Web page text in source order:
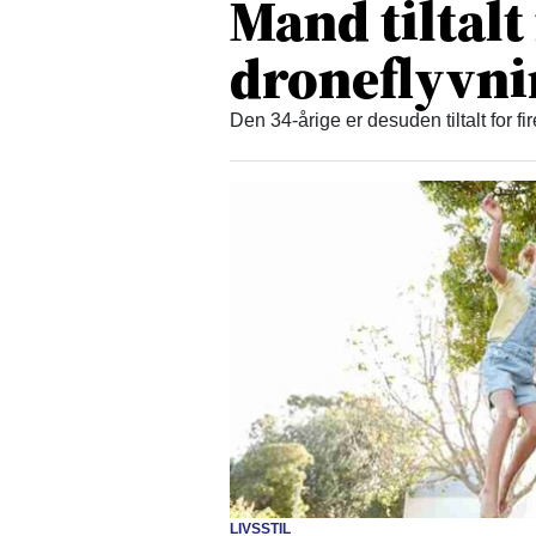
Mand
Den 34-årige er desuden tiltalt for
LIVSSTIL